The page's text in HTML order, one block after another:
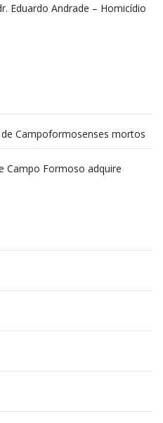
Eduardo Andrade – Homicídio
Campoformosenses mortos
em desabamentos são
Campo Formoso adquire